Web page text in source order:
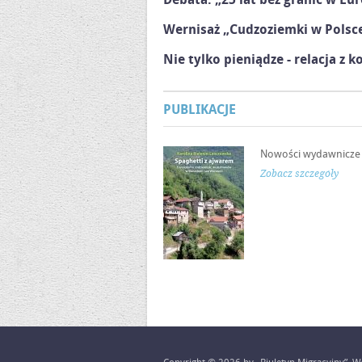
Wernisaż „Cudzoziemki w
Nie tylko pieniądze - relacja z
PUBLIKACJE
Nowości wydawnicze
Zobacz szczegóły